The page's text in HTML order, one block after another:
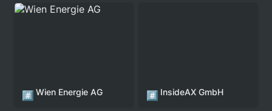
Wien Energie AG
#️⃣ Wien Energie AG #️⃣ InsideAX GmbH